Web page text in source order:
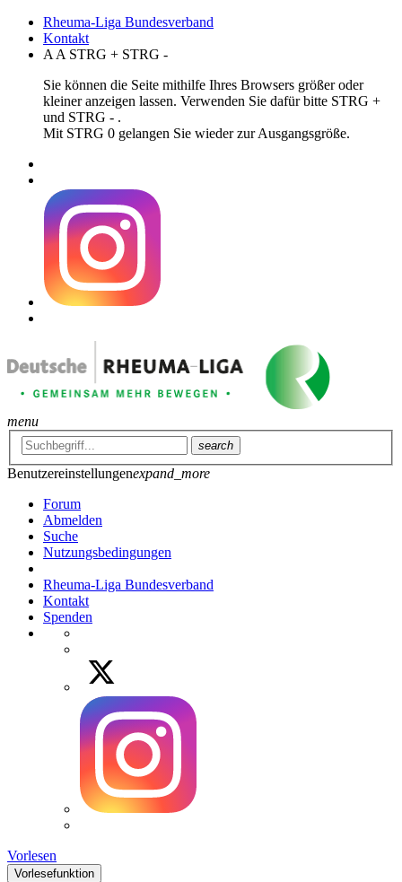
Rheuma-Liga Bundesverband
Kontakt
A A STRG + STRG -
Sie können die Seite mithilfe Ihres Browsers größer oder
kleiner anzeigen lassen. Verwenden Sie dafür bitte STRG +
und STRG - .
Mit STRG 0 gelangen Sie wieder zur Ausgangsgröße.
menu
search
Benutzereinstellungenexpand_more
Forum
Abmelden
Suche
Nutzungsbedingungen
Rheuma-Liga Bundesverband
Kontakt
Spenden
Vorlesen
Vorlesefunktion